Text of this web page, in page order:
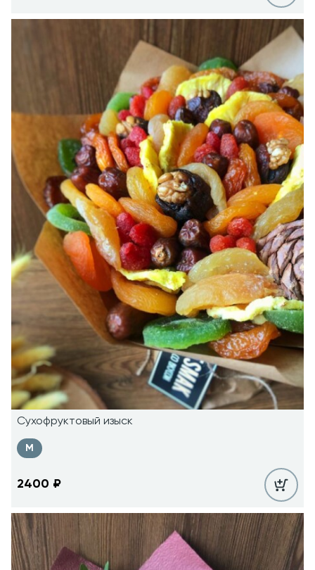
Сухофруктовый изыск
M
2400 ₽